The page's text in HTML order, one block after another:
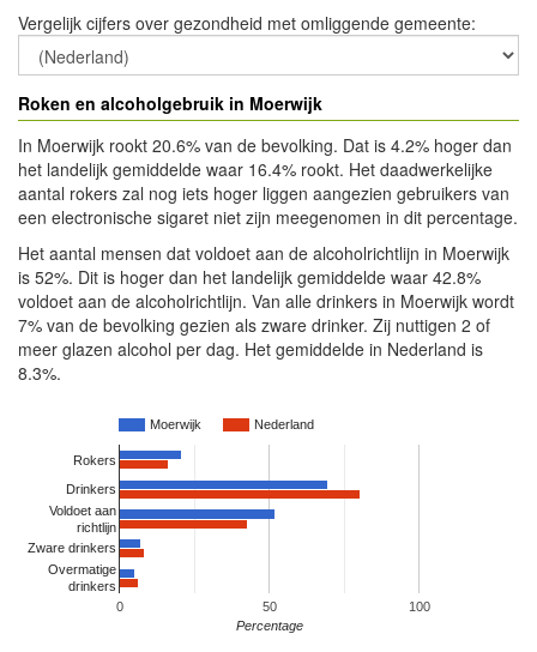
Vergelijk cijfers over gezondheid met omliggende gemeente:
Roken en alcoholgebruik in Moerwijk
In Moerwijk rookt 20.6% van de bevolking. Dat is 4.2% hoger dan
het landelijk gemiddelde waar 16.4% rookt. Het daadwerkelijke
aantal rokers zal nog iets hoger liggen aangezien gebruikers van
een electronische sigaret niet zijn meegenomen in dit percentage.
Het aantal mensen dat voldoet aan de alcoholrichtlijn in Moerwijk
is 52%. Dit is hoger dan het landelijk gemiddelde waar 42.8%
voldoet aan de alcoholrichtlijn. Van alle drinkers in Moerwijk wordt
7% van de bevolking gezien als zware drinker. Zij nuttigen 2 of
meer glazen alcohol per dag. Het gemiddelde in Nederland is
8.3%.
Moerwijk Nederland
0 50 100
Rokers
Drinkers
Voldoet aan
richtlijn
Zware drinkers
Overmatige
drinkers
Percentage